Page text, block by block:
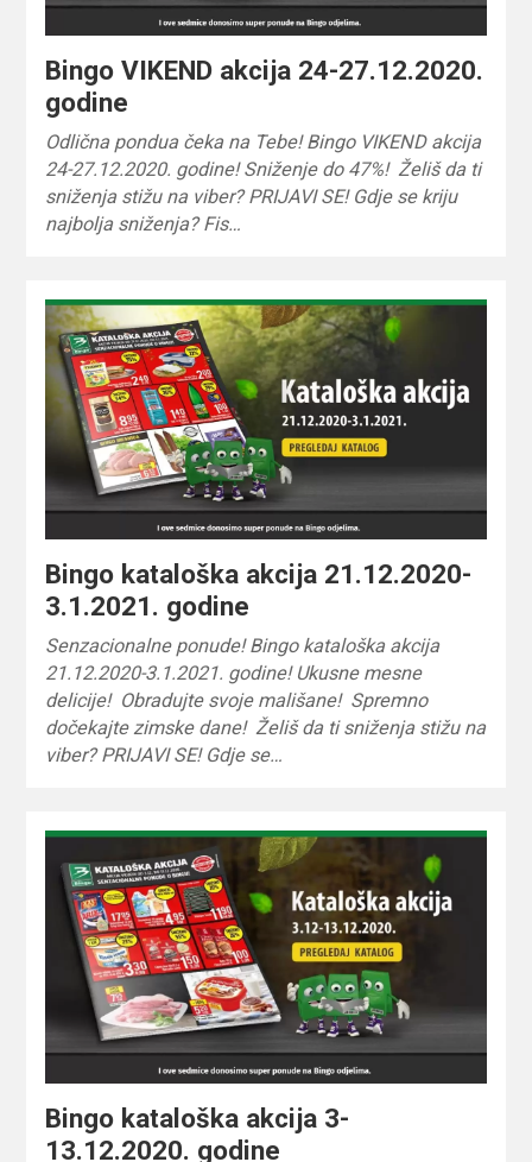
Bingo VIKEND akcija 24-27.12.2020.
godine
Odlična pondua čeka na Tebe! Bingo VIKEND akcija
24-27.12.2020. godine! Sniženje do 47%! Želiš da ti
sniženja stižu na viber? PRIJAVI SE! Gdje se kriju
najbolja sniženja? Fis…
Bingo kataloška akcija 21.12.2020-
3.1.2021. godine
Senzacionalne ponude! Bingo kataloška akcija
21.12.2020-3.1.2021. godine! Ukusne mesne
delicije! Obradujte svoje mališane! Spremno
dočekajte zimske dane! Želiš da ti sniženja stižu na
viber? PRIJAVI SE! Gdje se…
Bingo kataloška akcija 3-
13.12.2020. godine